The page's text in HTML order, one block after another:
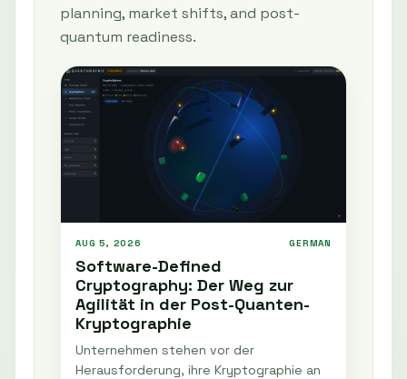
planning, market shifts, and post-
quantum readiness.
AUG 5, 2026 GERMAN
Software-Defined
Cryptography: Der Weg zur
Agilität in der Post-Quanten-
Kryptographie
Unternehmen stehen vor der
Herausforderung, ihre Kryptographie an